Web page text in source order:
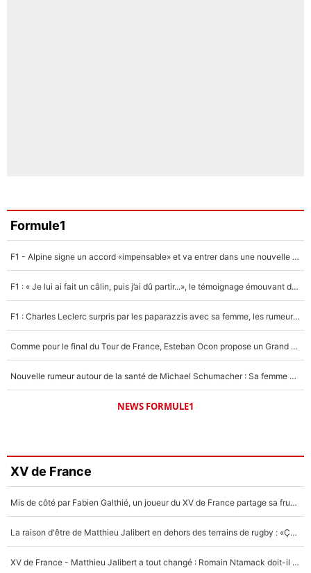
Formule1
F1 - Alpine signe un accord «impensable» et va entrer dans une nouvelle dimension : Grande nouvelle pour Pierre Gasly !
F1 : « Je lui ai fait un câlin, puis j’ai dû partir...», le témoignage émouvant de Max Verstappen sur sa fille
F1 : Charles Leclerc surpris par les paparazzis avec sa femme, les rumeurs étaient vraies !
Comme pour le final du Tour de France, Esteban Ocon propose un Grand Prix de Formule 1 à Paris : «Autour de l’Arc de Triomphe, ce serait génial» !
Nouvelle rumeur autour de la santé de Michael Schumacher : Sa femme Corinna sort du silence
NEWS FORMULE1
XV de France
Mis de côté par Fabien Galthié, un joueur du XV de France partage sa frustration : «ils ne me l’ont pas dit tout de suite»
La raison d'être de Matthieu Jalibert en dehors des terrains de rugby : «Ça m'atteint autant que si tu touches à un membre de ma famille»
XV de France - Matthieu Jalibert a tout changé : Romain Ntamack doit-il s’inquiéter pour sa place à un an de la Coupe du monde ?